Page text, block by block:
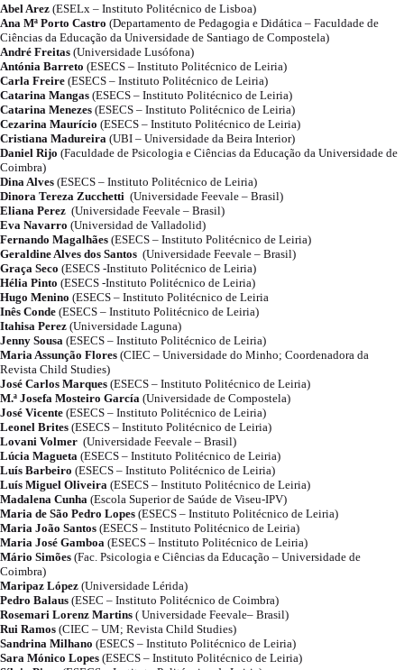
Abel Arez (ESELx – Instituto Politécnico de Lisboa)
Ana Mª Porto Castro (Departamento de Pedagogia e Didática – Faculdade de
Ciências da Educação da Universidade de Santiago de Compostela)
André Freitas (Universidade Lusófona)
Antónia Barreto (ESECS – Instituto Politécnico de Leiria)
Carla Freire (ESECS – Instituto Politécnico de Leiria)
Catarina Mangas (ESECS – Instituto Politécnico de Leiria)
Catarina Menezes (ESECS – Instituto Politécnico de Leiria)
Cezarina Maurício (ESECS – Instituto Politécnico de Leiria)
Cristiana Madureira (UBI – Universidade da Beira Interior)
Daniel Rijo (Faculdade de Psicologia e Ciências da Educação da Universidade de
Coimbra)
Dina Alves (ESECS – Instituto Politécnico de Leiria)
Dinora Tereza Zucchetti (Universidade Feevale – Brasil)
Eliana Perez (Universidade Feevale – Brasil)
Eva Navarro (Universidad de Valladolid)
Fernando Magalhães (ESECS – Instituto Politécnico de Leiria)
Geraldine Alves dos Santos (Universidade Feevale – Brasil)
Graça Seco (ESECS -Instituto Politécnico de Leiria)
Hélia Pinto (ESECS -Instituto Politécnico de Leiria)
Hugo Menino (ESECS – Instituto Politécnico de Leiria
Inês Conde (ESECS – Instituto Politécnico de Leiria)
Itahisa Perez (Universidade Laguna)
Jenny Sousa (ESECS – Instituto Politécnico de Leiria)
Maria Assunção Flores (CIEC – Universidade do Minho; Coordenadora da
Revista Child Studies)
José Carlos Marques (ESECS – Instituto Politécnico de Leiria)
M.ª Josefa Mosteiro García (Universidade de Compostela)
José Vicente (ESECS – Instituto Politécnico de Leiria)
Leonel Brites (ESECS – Instituto Politécnico de Leiria)
Lovani Volmer (Universidade Feevale – Brasil)
Lúcia Magueta (ESECS – Instituto Politécnico de Leiria)
Luís Barbeiro (ESECS – Instituto Politécnico de Leiria)
Luís Miguel Oliveira (ESECS – Instituto Politécnico de Leiria)
Madalena Cunha (Escola Superior de Saúde de Viseu-IPV)
Maria de São Pedro Lopes (ESECS – Instituto Politécnico de Leiria)
Maria João Santos (ESECS – Instituto Politécnico de Leiria)
Maria José Gamboa (ESECS – Instituto Politécnico de Leiria)
Mário Simões (Fac. Psicologia e Ciências da Educação – Universidade de
Coimbra)
Maripaz López (Universidade Lérida)
Pedro Balaus (ESEC – Instituto Politécnico de Coimbra)
Rosemari Lorenz Martins ( Universidade Feevale– Brasil)
Rui Ramos (CIEC – UM; Revista Child Studies)
Sandrina Milhano (ESECS – Instituto Politécnico de Leiria)
Sara Mónico Lopes (ESECS – Instituto Politécnico de Leiria)